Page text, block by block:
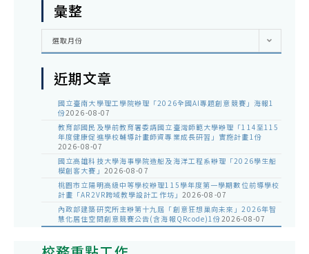
彙整
彙
選取月份
近期文章
國立臺南大學理工學院辦理「2026全國AI專題創意競賽」海報1
份2026-08-07
教育部國民及學前教育署委請國立臺灣師範大學辦理「114至115
年度健康促進學校輔導計畫師資專業成長研習」實施計畫1份
2026-08-07
國立高雄科技大學海事學院造船及海洋工程系辦理「2026學生船
模創客大賽」 2026-08-07
桃園市立陽明高級中等學校辦理115學年度第一學期數位前導學校
計畫「AR2VR跨域教學設計工作坊」 2026-08-07
內政部建築研究所主辦第十九屆「創意狂想巢向未來」2026年智
慧化居住空間創意競賽公告(含海報QRcode)1份2026-08-07